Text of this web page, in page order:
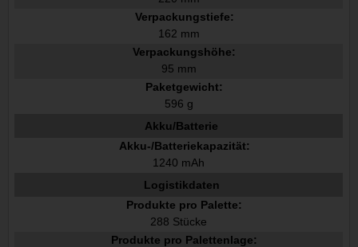
Verpackungstiefe:
162 mm
Verpackungshöhe:
95 mm
Paketgewicht:
596 g
Akku/Batterie
Akku-/Batteriekapazität:
1240 mAh
Logistikdaten
Produkte pro Palette:
288 Stücke
Produkte pro Palettenlage: